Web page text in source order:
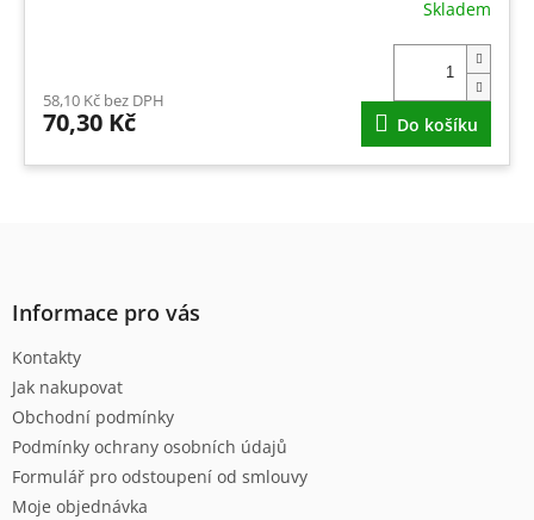
Skladem
58,10 Kč bez DPH
70,30 Kč Do košíku
Informace pro vás
Kontakty
Jak nakupovat
Obchodní podmínky
Podmínky ochrany osobních údajů
Formulář pro odstoupení od smlouvy
Moje objednávka